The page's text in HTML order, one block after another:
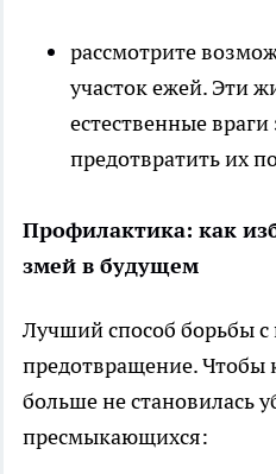
рассмотрите
участок ежей. Эти
естественные
предотвратить их
Профилактика: как
змей в будущем
Лучший способ борьбы
предотвращение. Чтобы
больше не становилась
пресмыкающихся: